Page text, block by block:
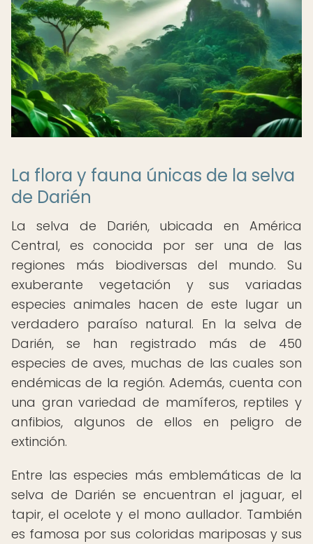
La flora y fauna únicas de la selva
de Darién
La selva de Darién, ubicada en América
Central, es conocida por ser una de las
regiones más biodiversas del mundo. Su
exuberante vegetación y sus variadas
especies animales hacen de este lugar un
verdadero paraíso natural. En la selva de
Darién, se han registrado más de 450
especies de aves, muchas de las cuales son
endémicas de la región. Además, cuenta con
una gran variedad de mamíferos, reptiles y
anfibios, algunos de ellos en peligro de
extinción.
Entre las especies más emblemáticas de la
selva de Darién se encuentran el jaguar, el
tapir, el ocelote y el mono aullador. También
es famosa por sus coloridas mariposas y sus